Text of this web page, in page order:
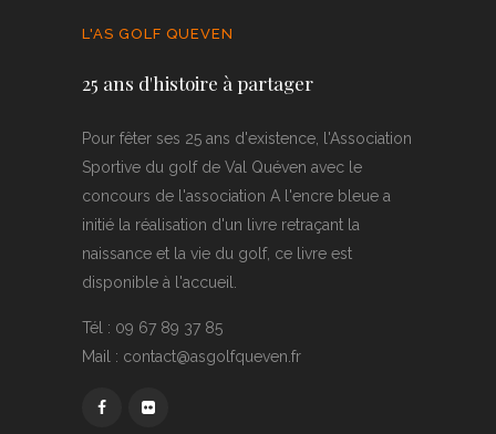
L'AS GOLF QUEVEN
25 ans d'histoire à partager
Pour fêter ses 25 ans d'existence, l'Association
Sportive du golf de Val Quéven avec le
concours de l'association A l'encre bleue a
initié la réalisation d'un livre retraçant la
naissance et la vie du golf, ce livre est
disponible à l'accueil.
Tél : 09 67 89 37 85
Mail : contact@asgolfqueven.fr